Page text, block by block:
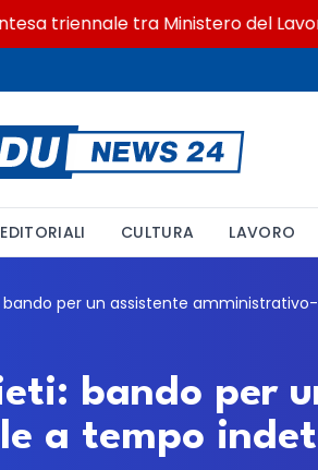
triennale tra Ministero del Lavoro e
EDITORIALI CULTURA LAVORO
bando per
a tempo